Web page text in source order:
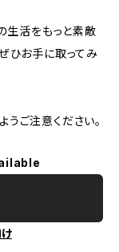
生活をもっと素敵
ひお手に取ってみ
ご注意ください。